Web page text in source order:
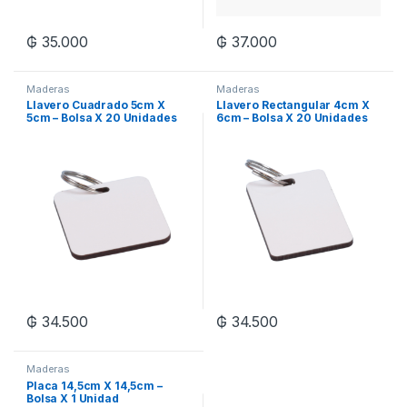
₲ 35.000 ₲ 37.000
Maderas
Llavero Cuadrado 5cm X
5cm – Bolsa X 20 Unidades
₲ 34.500
Maderas
Llavero Rectangular 4cm X
6cm – Bolsa X 20 Unidades
₲ 34.500
Maderas
Placa 14,5cm X 14,5cm –
Bolsa X 1 Unidad